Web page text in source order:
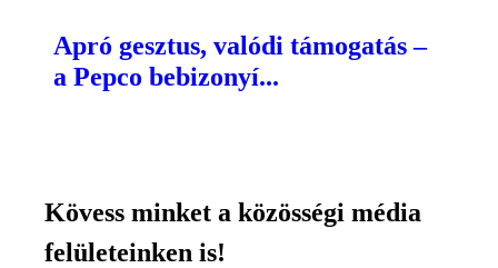
Apró gesztus, valódi támogatás –
a Pepco bebizonyí...
Kövess minket a közösségi média
felületeinken is!